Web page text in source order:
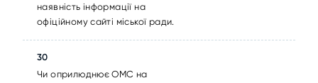
наявність інформації на
офіційному сайті міської ради.
30
Чи оприлюднює ОМС на